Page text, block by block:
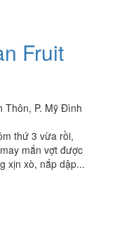
Fruit
Thôn, P. Mỹ Đình
thứ 3 vừa rồi,
mắn vợt được
xịn xò, nắp dập...